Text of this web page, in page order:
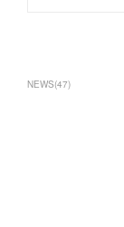
NEWS(47)